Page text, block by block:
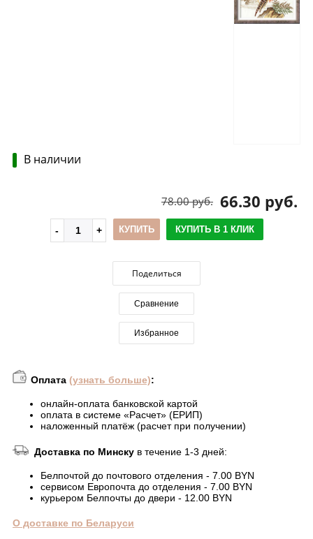
В наличии
66.30 руб.
78.00 руб.
КУПИТЬ КУПИТЬ В 1 КЛИК
Поделиться
Сравнение
Избранное
Оплата (узнать больше):
онлайн-оплата банковской картой
оплата в системе «Расчет» (ЕРИП)
наложенный платёж (расчет при получении)
Доставка по Минску в течение 1-3 дней:
Белпочтой до почтового отделения - 7.00 BYN
сервисом Европочта до отделения - 7.00 BYN
курьером Белпочты до двери - 12.00 BYN
О доставке по Беларуси